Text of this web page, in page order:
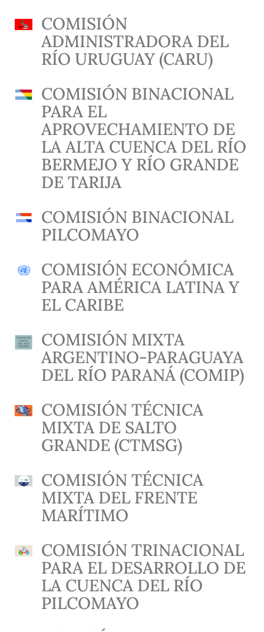
COMISIÓN
ADMINISTRADORA DEL
RÍO URUGUAY (CARU)
COMISIÓN BINACIONAL
PARA EL
APROVECHAMIENTO DE
LA ALTA CUENCA DEL RÍO
BERMEJO Y RÍO GRANDE
DE TARIJA
COMISIÓN BINACIONAL
PILCOMAYO
COMISIÓN ECONÓMICA
PARA AMÉRICA LATINA Y
EL CARIBE
COMISIÓN MIXTA
ARGENTINO-PARAGUAYA
DEL RÍO PARANÁ (COMIP)
COMISIÓN TÉCNICA
MIXTA DE SALTO
GRANDE (CTMSG)
COMISIÓN TÉCNICA
MIXTA DEL FRENTE
MARÍTIMO
COMISIÓN TRINACIONAL
PARA EL DESARROLLO DE
LA CUENCA DEL RÍO
PILCOMAYO